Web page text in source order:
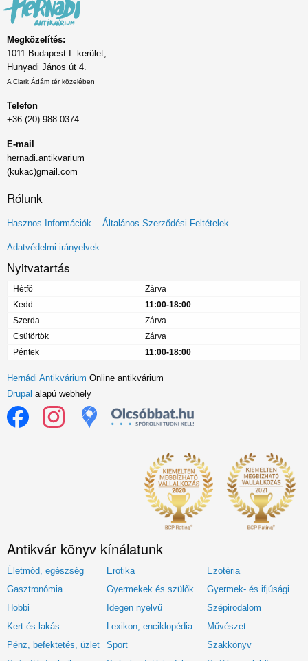
Megközelítés:
1011 Budapest I. kerület,
Hunyadi János út 4.
A Clark Ádám tér közelében
Telefon
+36 (20) 988 0374
E-mail
hernadi.antikvarium
(kukac)gmail.com
Rólunk
Lábléc
menü
Hasznos Információk Általános Szerződési Feltételek
Adatvédelmi irányelvek
Nyitvatartás
Hétfő
Zárva
Kedd
11:00-18:00
Szerda
Zárva
Csütörtök
Zárva
Péntek
11:00-18:00
Hernádi Antikvárium Online antikvárium
Drupal alapú webhely
Antikvár könyv kínálatunk
Életmód, egészség Erotika
Ezotéria
Gasztronómia
Gyermekek és szülők
Gyermek- és ifjúsági
Hobbi
Idegen nyelvű
Szépirodalom
Kert és lakás
Lexikon, enciklopédia
Művészet
Pénz, befektetés, üzlet
Sport
Szakkönyv